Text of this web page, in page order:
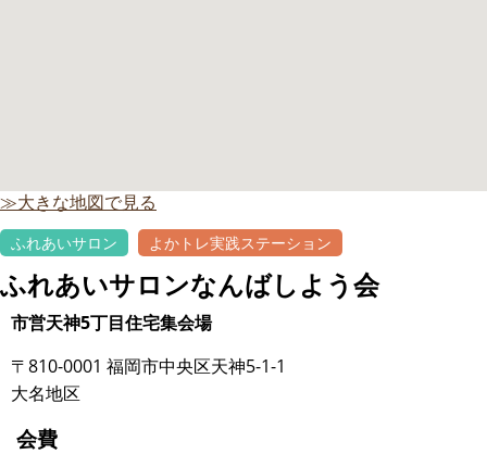
≫大きな地図で見る
ふれあいサロン よかトレ実践ステーション
ふれあいサロンなんばしよう会
市営天神5丁目住宅集会場
〒810-0001 福岡市中央区天神5-1-1
大名地区
会費